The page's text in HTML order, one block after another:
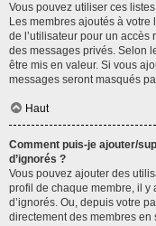
Vous pouvez utiliser ces
Les membres ajoutés à votre
de l’utilisateur pour un
des messages privés. Selon
être mis en valeur. Si vous
messages seront masqués
Haut
Comment puis-je ajouter/
d’ignorés ?
Vous pouvez ajouter des
profil de chaque membre, il y
d’ignorés. Ou, depuis votre
directement des membres en